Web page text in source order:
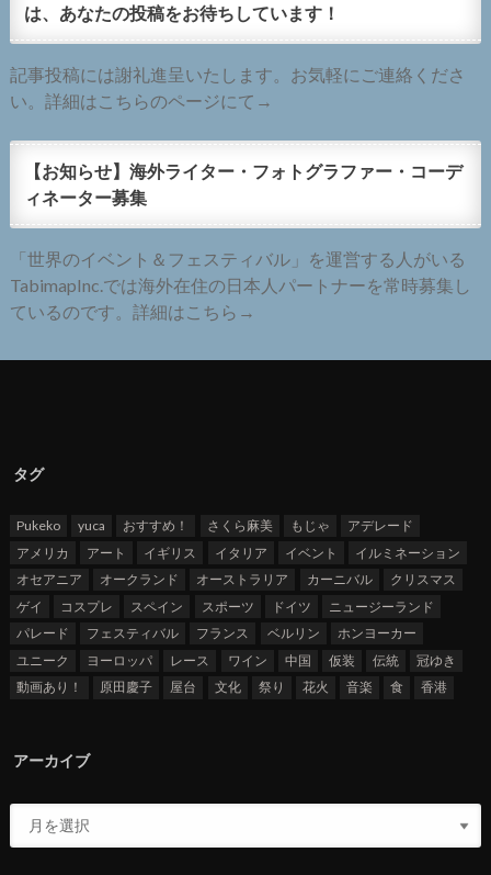
は、あなたの投稿をお待ちしています！
記事投稿には謝礼進呈いたします。お気軽にご連絡くださ
い。詳細はこちらのページにて→
【お知らせ】海外ライター・フォトグラファー・コーデ
ィネーター募集
「世界のイベント＆フェスティバル」を運営する人がいる
TabimapInc.では海外在住の日本人パートナーを常時募集し
ているのです。詳細はこちら→
タグ
Pukeko yuca おすすめ！ さくら麻美 もじゃ
アデレード
アメリカ
アート イギリス イタリア イベント
イルミネーション
オセアニア
オークランド オーストラリア カーニバル
クリスマス
ゲイ
コスプレ スペイン スポーツ ドイツ
ニュージーランド
パレード
フェスティバル フランス ベルリン
ホンヨーカー
ユニーク
ヨーロッパ レース ワイン 中国 仮装 伝統
冠ゆき
動画あり！
原田慶子 屋台 文化 祭り 花火 音楽 食 香港
アーカイブ